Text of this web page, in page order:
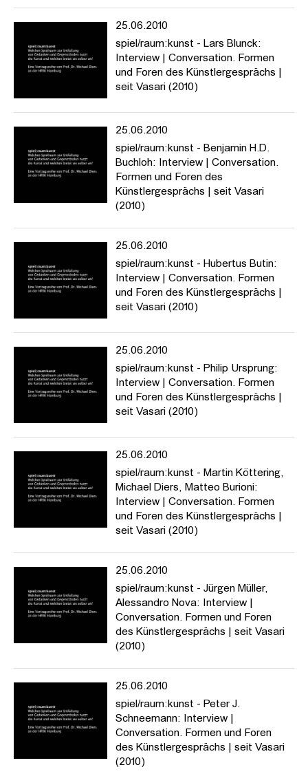
25.06.2010
spiel/raum:kunst - Lars Blunck:
Interview | Conversation. Formen
und Foren des Künstlergesprächs |
seit Vasari (2010)
25.06.2010
spiel/raum:kunst - Benjamin H.D.
Buchloh: Interview | Conversation.
Formen und Foren des
Künstlergesprächs | seit Vasari
(2010)
25.06.2010
spiel/raum:kunst - Hubertus Butin:
Interview | Conversation. Formen
und Foren des Künstlergesprächs |
seit Vasari (2010)
25.06.2010
spiel/raum:kunst - Philip Ursprung:
Interview | Conversation. Formen
und Foren des Künstlergesprächs |
seit Vasari (2010)
25.06.2010
spiel/raum:kunst - Martin Köttering,
Michael Diers, Matteo Burioni:
Interview | Conversation. Formen
und Foren des Künstlergesprächs |
seit Vasari (2010)
25.06.2010
spiel/raum:kunst - Jürgen Müller,
Alessandro Nova: Interview |
Conversation. Formen und Foren
des Künstlergesprächs | seit Vasari
(2010)
25.06.2010
spiel/raum:kunst - Peter J.
Schneemann: Interview |
Conversation. Formen und Foren
des Künstlergesprächs | seit Vasari
(2010)